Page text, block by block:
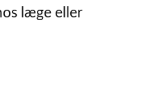
læge eller